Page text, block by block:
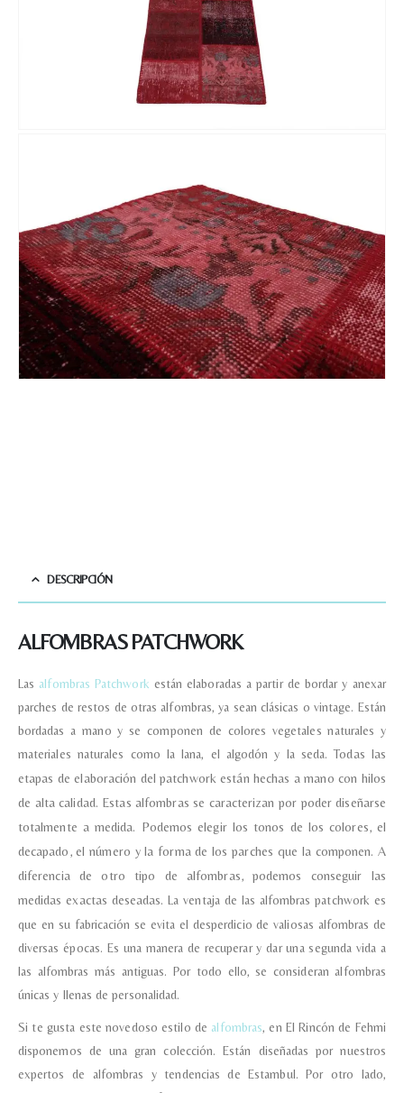
DESCRIPCIÓN
ALFOMBRAS PATCHWORK
Las alfombras Patchwork están elaboradas a partir de bordar y anexar
parches de restos de otras alfombras, ya sean clásicas o vintage. Están
bordadas a mano y se componen de colores vegetales naturales y
materiales naturales como la lana, el algodón y la seda.Todas las
etapas de elaboración del patchwork están hechas a mano con hilos
de alta calidad. Estas alfombras se caracterizan por poder diseñarse
totalmente a medida. Podemos elegir los tonos de los colores, el
decapado, el número y la forma de los parches que la componen. A
diferencia de otro tipo de alfombras, podemos conseguir las
medidas exactas deseadas.La ventaja de las alfombras patchwork es
que en su fabricación se evita el desperdicio de valiosas alfombras de
diversas épocas. Es una manera de recuperar y dar una segunda vida a
las alfombras más antiguas. Por todo ello, se consideran alfombras
únicas y llenas de personalidad.
Si te gusta este novedoso estilo de alfombras, en El Rincón de Fehmi
disponemos de una gran colección. Están diseñadas por nuestros
expertos de alfombras y tendencias de Estambul. Por otro lado,